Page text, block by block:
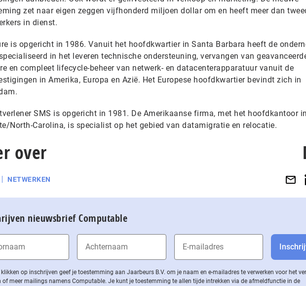
zet naar eigen zeggen vijfhonderd miljoen dollar om en heeft meer dan
in dienst.
is opgericht in 1986. Vanuit het hoofdkwartier in Santa Barbara heeft de
in het leveren technische ondersteuning, vervangen van
en compleet lifecycle-beheer van netwerk- en datacenterapparatuur vanuit de
in Amerika, Europa en Azië. Het Europese hoofdkwartier bevindt zich in
SMS is opgericht in 1981. De Amerikaanse firma, met het hoofdkantoor in
North-Carolina, is specialist op het gebied van datamigratie en relocatie.
over
NETWERKEN
nieuwsbrief Computable
klikken op inschrijven geef je toestemming aan Jaarbeurs B.V. om je naam en e-mailadres te verwerken voor het
of meer mailings namens Computable. Je kunt je toestemming te allen tijde intrekken via de af­meld­func­tie in de